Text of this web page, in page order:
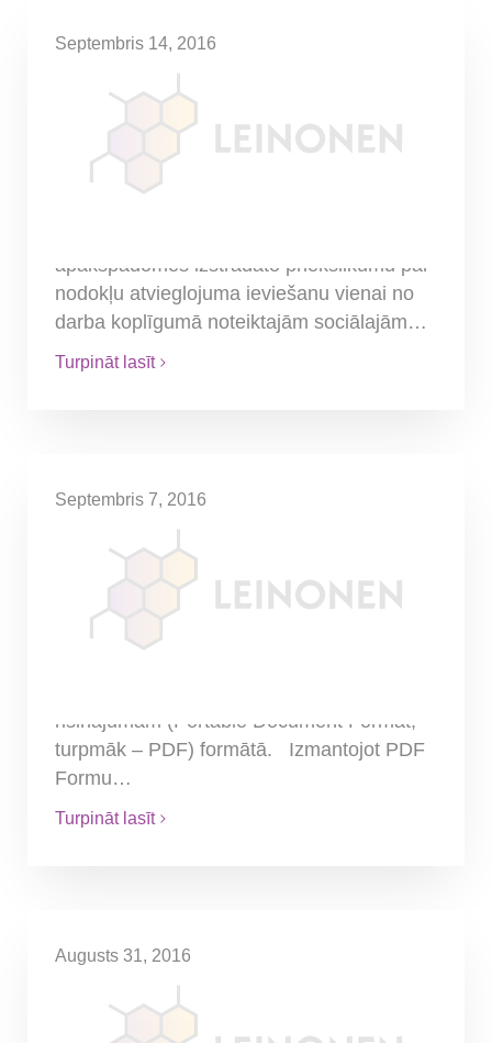
Septembris 14, 2016
Algas nodokļa atvieglojums
darbinieku ēdināšanas
izdevumiem
Ministru kabinets konceptuāli ir atbalstījis
apakšpadomes izstrādāto priekšlikumu par
nodokļu atvieglojuma ieviešanu vienai no
darba koplīgumā noteiktajām sociālajām…
Turpināt lasīt
Septembris 7, 2016
Jaunumi dokumentu
iesniegšanai Uzņēmumu
reģistrā
No 2016. gada 1.septembra Uzņēmumu
risinājumam (Portable Document Format,
turpmāk – PDF) formātā. Izmantojot PDF
Formu…
Turpināt lasīt
Augusts 31, 2016
Kam pievērst uzmanību
sastādot darba līgumu?